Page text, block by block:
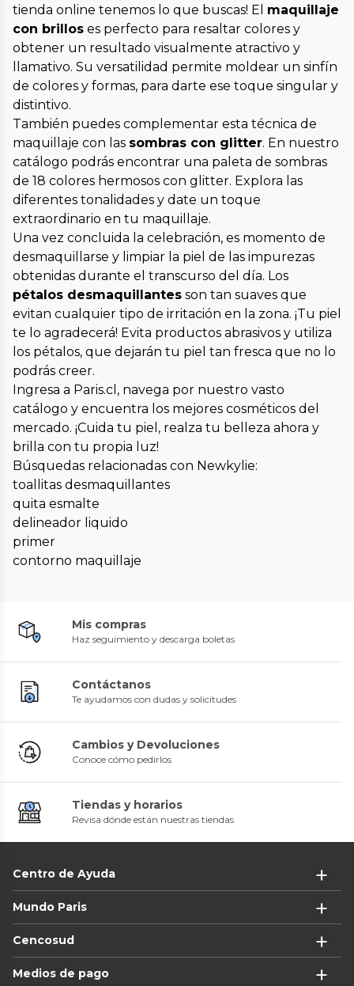
tienda online tenemos lo que buscas! El maquillaje
con brillos es perfecto para resaltar colores y
obtener un resultado visualmente atractivo y
llamativo. Su versatilidad permite moldear un sinfín
de colores y formas, para darte ese toque singular y
distintivo.
También puedes complementar esta técnica de
maquillaje con las sombras con glitter. En nuestro
catálogo podrás encontrar una paleta de sombras
de 18 colores hermosos con glitter. Explora las
diferentes tonalidades y date un toque
extraordinario en tu maquillaje.
Una vez concluida la celebración, es momento de
desmaquillarse y limpiar la piel de las impurezas
obtenidas durante el transcurso del día. Los
pétalos desmaquillantes son tan suaves que
evitan cualquier tipo de irritación en la zona. ¡Tu piel
te lo agradecerá! Evita productos abrasivos y utiliza
los pétalos, que dejarán tu piel tan fresca que no lo
podrás creer.
Ingresa a Paris.cl, navega por nuestro vasto
catálogo y encuentra los mejores cosméticos del
mercado. ¡Cuida tu piel, realza tu belleza ahora y
brilla con tu propia luz!
Búsquedas relacionadas con Newkylie:
toallitas desmaquillantes
quita esmalte
delineador liquido
primer
contorno maquillaje
Mis compras
Haz seguimiento y descarga boletas
Contáctanos
Te ayudamos con dudas y solicitudes
Cambios y Devoluciones
Conoce cómo pedirlos
Tiendas y horarios
Revisa dónde están nuestras tiendas
Centro de Ayuda
Mundo Paris
Cencosud
Medios de pago